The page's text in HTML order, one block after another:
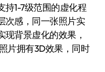
持1-7级范围的虚化程
次感，同一张照片实
背景虚化的效果，
片拥有3D效果，同时